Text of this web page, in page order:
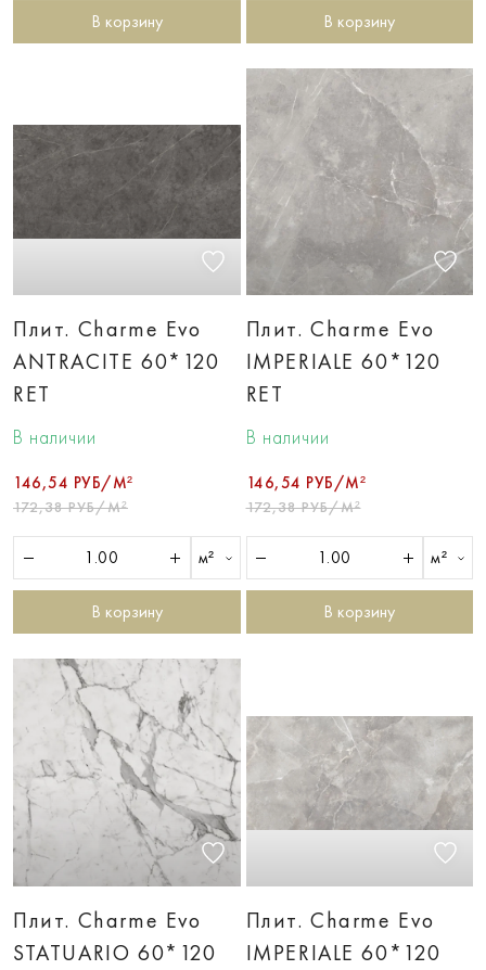
В корзину В корзину
Плит. Charme Evo
ANTRACITE 60*120
RET
В наличии
146,54 РУБ/М²
172,38 РУБ/М²
м²
В корзину
Плит. Charme Evo
IMPERIALE 60*120
RET
В наличии
146,54 РУБ/М²
172,38 РУБ/М²
м²
В корзину
Плит. Charme Evo
STATUARIO 60*120
Плит. Charme Evo
IMPERIALE 60*120